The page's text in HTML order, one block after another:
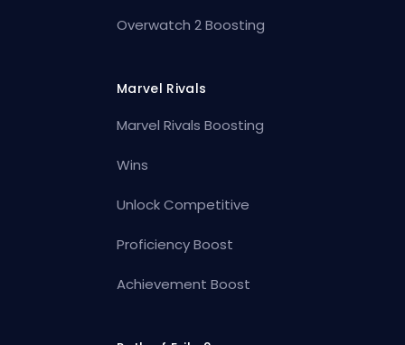
Overwatch 2 Boosting
Marvel Rivals
Marvel Rivals Boosting
Wins
Unlock Competitive
Proficiency Boost
Achievement Boost